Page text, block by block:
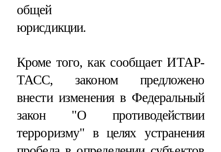
общей
юрисдикции.
Кроме того, как сообщает ИТАР-
ТАСС, законом предложено
внести изменения в Федеральный
закон "О противодействии
терроризму" в целях устранения